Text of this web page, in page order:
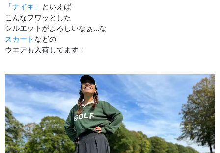
「ナイキ」 といえば
こんなフワッとした
シルエットがよろしいなぁ…な
スカート などの
ウエアも入荷してます！